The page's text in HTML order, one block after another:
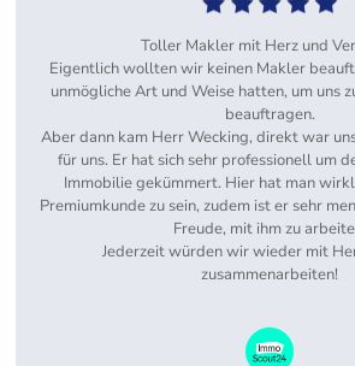
Toller Makler mit Herz und
Eigentlich wollten wir keinen Makler
unmögliche Art und Weise hatten, um uns
beauftragen.
Aber dann kam Herr Wecking, direkt war
für uns. Er hat sich sehr professionell um
Immobilie gekümmert. Hier hat man
Premiumkunde zu sein, zudem ist er sehr
Freude, mit ihm zu
Jederzeit würden wir wieder mit
zusammenarbeiten!